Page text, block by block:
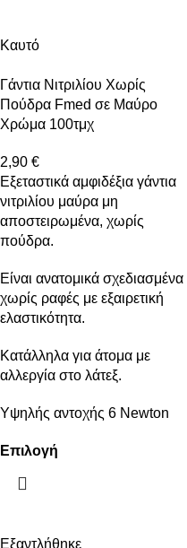
Καυτό
Γάντια Νιτριλίου Χωρίς
Πούδρα Fmed σε Μαύρο
Χρώμα 100τμχ
2,90 €
Εξεταστικά αμφιδέξια γάντια
νιτριλίου μαύρα μη
αποστειρωμένα, χωρίς
πούδρα.
Είναι ανατομικά σχεδιασμένα
χωρίς ραφές με εξαιρετική
ελαστικότητα.
Κατάλληλα για άτομα με
αλλεργία στο λάτεξ.
Υψηλής αντοχής 6 Newton
Επιλογή
Εξαντλήθηκε